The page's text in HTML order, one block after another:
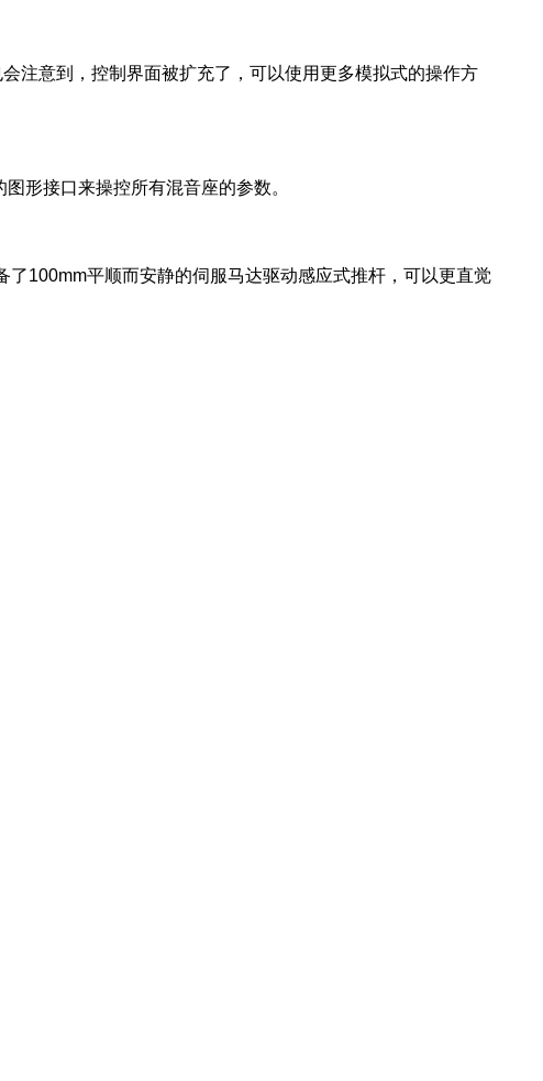
注意到，控制界面被扩充了，可以使用更多模拟式的操作方
形接口来操控所有混音座的参数。
100mm平顺而安静的伺服马达驱动感应式推杆，可以更直觉